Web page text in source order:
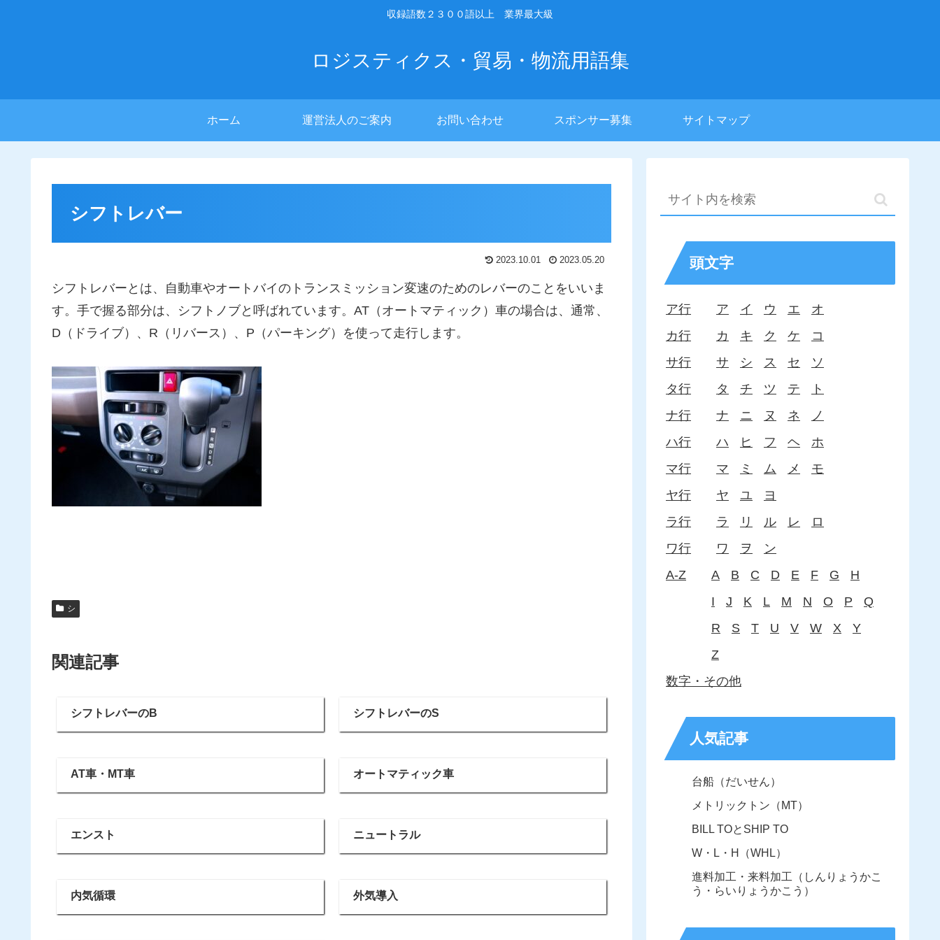
収録語数２３００語以上 業界最大級
ロジスティクス・貿易・物流用語集
ホーム 運営法人のご案内 お問い合わせ スポンサー募集 サイトマップ
シフトレバー
2023.10.01 2023.05.20
シフトレバーとは、自動車やオートバイのトランスミッション変速のためのレバーのことをいいま
す。手で握る部分は、シフトノブと呼ばれています。AT（オートマティック）車の場合は、通常、
D（ドライブ）、R（リバース）、P（パーキング）を使って走行します。
シ
関連記事
シフトレバーのB シフトレバーのS
AT車・MT車 オートマティック車
エンスト ニュートラル
内気循環 外気導入
頭文字
ア行 ア イ ウ エ
オ
カ行
カ キ ク ケ
コ
サ行
サ シ ス セ
ソ
タ行
タ チ ツ テ
ト
ナ行
ナ ニ ヌ ネ
ノ
ハ行
ハ ヒ フ ヘ
ホ
マ行
マ ミ ム メ
モ
ヤ行
ヤ ユ
ヨ
ラ行
ラ リ ル レ
ロ
ワ行
ワ ヲ
ン
A-Z
A B C D E F G
H
I
J K L M N O P
Q
R
S T U V W X
Y
Z
数字・その他
人気記事
台船（だいせん）
メトリックトン（MT）
BILL TOとSHIP TO
W・L・H（WHL）
進料加工・来料加工（しんりょうかこ
う・らいりょうかこう）